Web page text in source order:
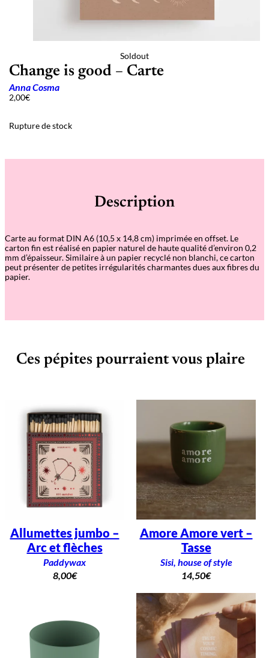
Soldout
Change is good – Carte
Anna Cosma
2,00€
Rupture de stock
Description
Carte au format DIN A6 (10,5 x 14,8 cm) imprimée en offset. Le
carton fin est réalisé en papier naturel de haute qualité d’environ 0,2
mm d’épaisseur. Similaire à un papier recyclé non blanchi, ce carton
peut présenter de petites irrégularités charmantes dues aux fibres du
papier.
Ces pépites pourraient vous plaire
Allumettes jumbo –
Arc et flèches
Paddywax
8,00€
Amore Amore vert –
Tasse
Sisi, house of style
14,50€